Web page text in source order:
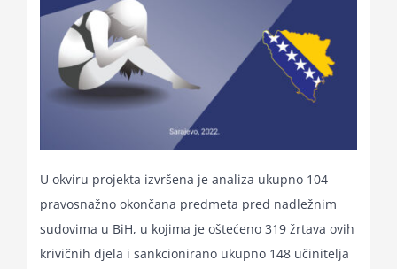
U okviru projekta izvršena je analiza ukupno 104
pravosnažno okončana predmeta pred nadležnim
sudovima u BiH, u kojima je oštećeno 319 žrtava ovih
krivičnih djela i sankcionirano ukupno 148 učinitelja